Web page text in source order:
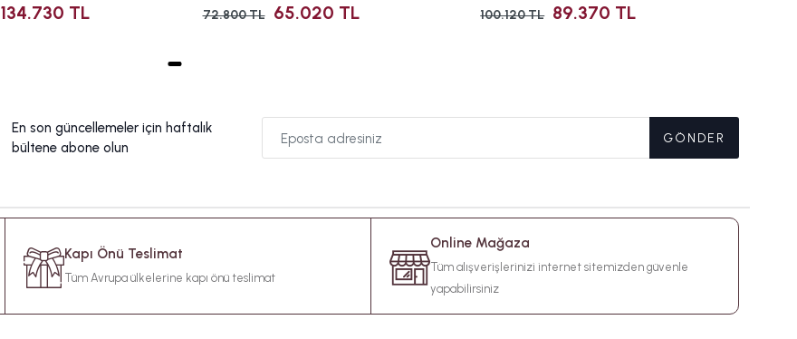
134.730 TL 72.800 TL 65.020 TL 100.120 TL 89.370 TL
En son güncellemeler için haftalık
bültene abone olun
GÖNDER
Kapı Önü Teslimat
Tüm Avrupa ülkelerine kapı önü teslimat
Online Mağaza
Tüm alışverişlerinizi internet sitemizden güvenle
yapabilirsiniz